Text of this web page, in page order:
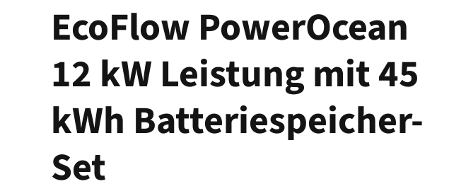
EcoFlow PowerOcean
12 kW Leistung mit 45
kWh Batteriespeicher-
Set